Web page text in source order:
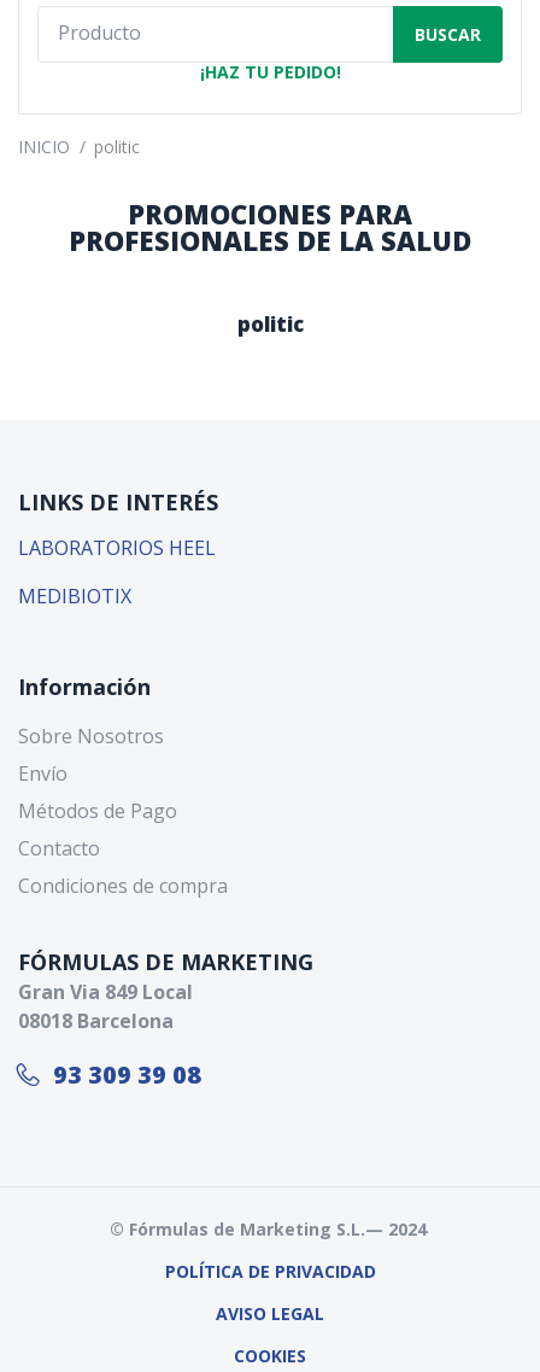
BUSCAR
¡HAZ TU PEDIDO!
INICIO / politic
PROMOCIONES PARA
PROFESIONALES DE LA SALUD
politic
LINKS DE INTERÉS
LABORATORIOS HEEL
MEDIBIOTIX
Información
Sobre Nosotros
Envío
Métodos de Pago
Contacto
Condiciones de compra
FÓRMULAS DE MARKETING
Gran Via 849 Local
08018 Barcelona
93 309 39 08
© Fórmulas de Marketing S.L.— 2024
POLÍTICA DE PRIVACIDAD
AVISO LEGAL
COOKIES